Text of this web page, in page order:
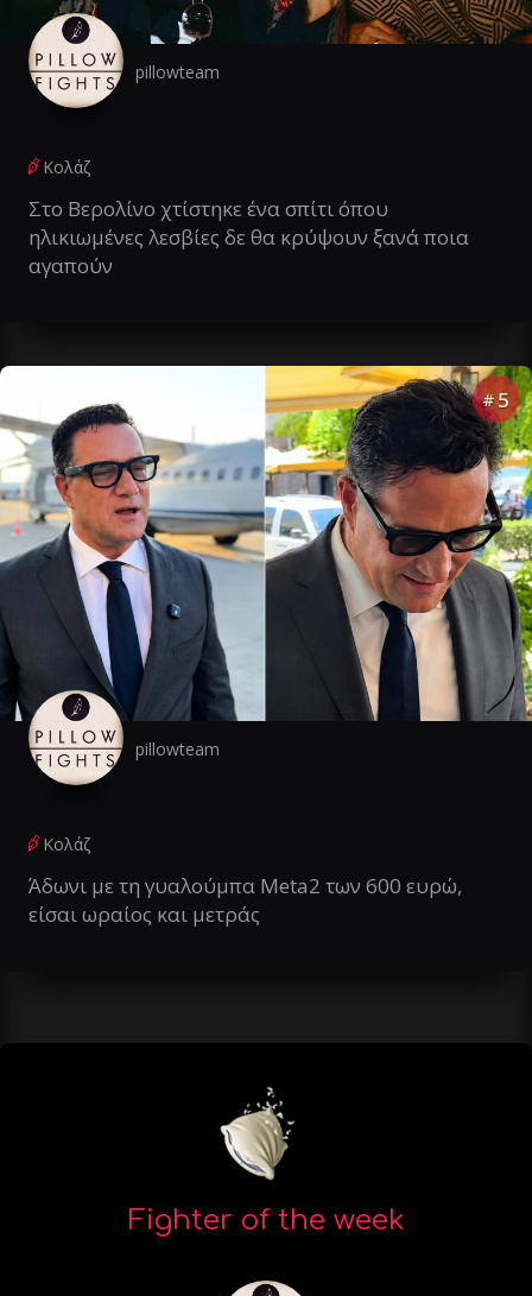
pillowteam
Κολάζ
Στο Βερολίνο χτίστηκε ένα σπίτι όπου
ηλικιωμένες λεσβίες δε θα κρύψουν ξανά ποια
αγαπούν
# 5
pillowteam
Κολάζ
Άδωνι με τη γυαλούμπα Meta2 των 600 ευρώ,
είσαι ωραίος και μετράς
Fighter of the week